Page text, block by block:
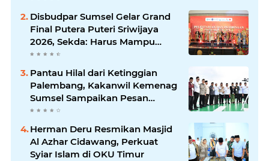
Disbudpar Sumsel Gelar Grand
Final Putera Puteri Sriwijaya
2026, Sekda: Harus Mampu
Bawa Sumsel Go Internasional
Pantau Hilal dari Ketinggian
Palembang, Kakanwil Kemenag
Sumsel Sampaikan Pesan
Kerukunan
Herman Deru Resmikan Masjid
Al Azhar Cidawang, Perkuat
Syiar Islam di OKU Timur